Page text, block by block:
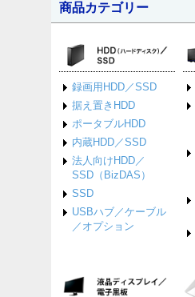
商品カテゴリー
録画用HDD／SSD
据え置きHDD
ポータブルHDD
内蔵HDD／SSD
法人向けHDD／
SSD（BizDAS）
SSD
USBハブ／ケーブル
／オプション